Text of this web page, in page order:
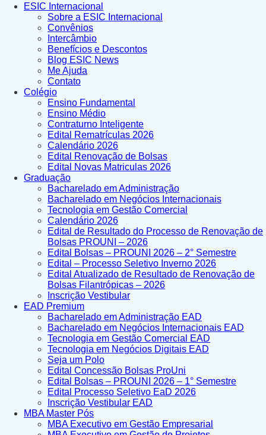
ESIC Internacional
Sobre a ESIC Internacional
Convênios
Intercâmbio
Benefícios e Descontos
Blog ESIC News
Me Ajuda
Contato
Colégio
Ensino Fundamental
Ensino Médio
Contraturno Inteligente
Edital Rematrículas 2026
Calendário 2026
Edital Renovação de Bolsas
Edital Novas Matriculas 2026
Graduação
Bacharelado em Administração
Bacharelado em Negócios Internacionais
Tecnologia em Gestão Comercial
Calendário 2026
Edital de Resultado do Processo de Renovação de
Bolsas PROUNI – 2026
Edital Bolsas – PROUNI 2026 – 2° Semestre
Edital – Processo Seletivo Inverno 2026
Edital Atualizado de Resultado de Renovação de
Bolsas Filantrópicas – 2026
Inscrição Vestibular
EAD Premium
Bacharelado em Administração EAD
Bacharelado em Negócios Internacionais EAD
Tecnologia em Gestão Comercial EAD
Tecnologia em Negócios Digitais EAD
Seja um Polo
Edital Concessão Bolsas ProUni
Edital Bolsas – PROUNI 2026 – 1° Semestre
Edital Processo Seletivo EaD 2026
Inscrição Vestibular EAD
MBA Master Pós
MBA Executivo em Gestão Empresarial